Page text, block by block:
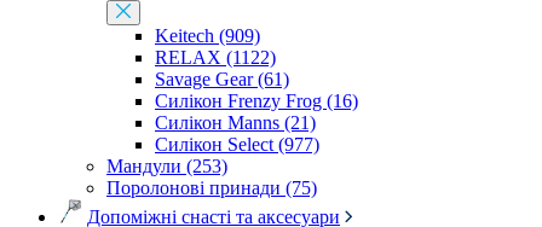
Keitech (909)
RELAX (1122)
Savage Gear (61)
Силікон Frenzy Frog (16)
Силікон Manns (21)
Силікон Select (977)
Мандули (253)
Поролонові принади (75)
Допоміжні снасті та аксесуари